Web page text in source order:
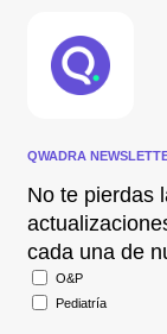
QWADRA
No te pierdas
cada una de
Sans
titre
O&P
Pediatría